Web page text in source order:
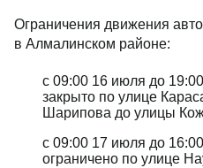
Ограничения движения
в Алмалинском районе:
с 09:00 16 июля до
закрыто по улице
Шарипова до улицы
с 09:00 17 июля до
ограничено по улице